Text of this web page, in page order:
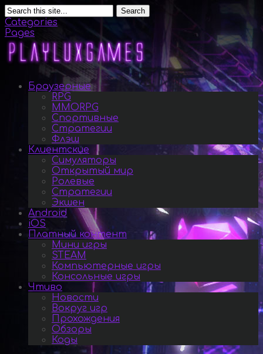
Search
Categories
Pages
Браузерные
RPG
MMORPG
Спортивные
Стратегии
Флэш
Клиентские
Симуляторы
Открытый мир
Ролевые
Стратегии
Экшен
Android
iOS
Платный контент
Мини игры
STEAM
Компьютерные игры
Консольные игры
Чтиво
Новости
Вокруг игр
Прохождения
Обзоры
Коды